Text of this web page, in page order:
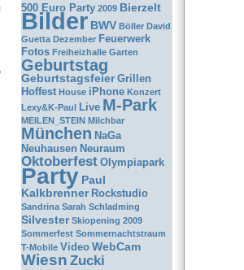
500 Euro Party 2009 Bierzelt
Bilder BWV Böller David
Guetta Dezember Feuerwerk
Fotos Freiheizhalle Garten
Geburtstag
Geburtstagsfeier Grillen
Hoffest House iPhone Konzert
Lexy&K-Paul Live M-Park
MEILEN_STEIN Milchbar
München NaGa
Neuhausen Neuraum
Oktoberfest Olympiapark
Party Paul
Kalkbrenner Rockstudio
Sandrina Sarah Schladming
Silvester Skiopening 2009
Sommerfest Sommernachtstraum
T-Mobile Video WebCam
Wiesn Zucki